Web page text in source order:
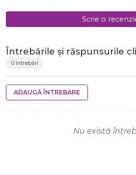
Scrie o
Întrebările și răspunsurile
0 întrebări
ADAUGĂ ÎNTREBARE
Nu există